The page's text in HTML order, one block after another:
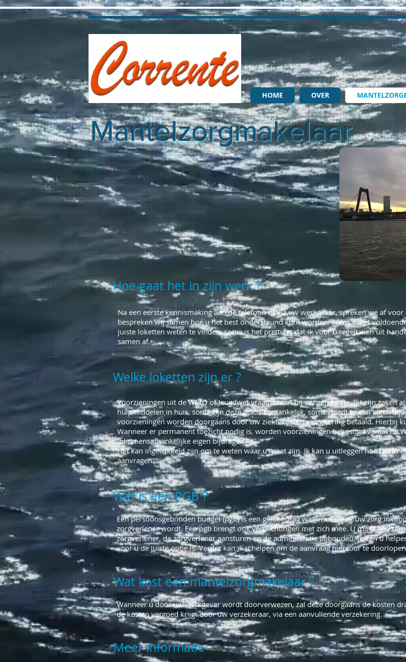
HOME OVER
Mantelzorgmakelaar
Hoe gaat het in zijn werk ?
Na een eerste kennismaking aan de telefoon of via uw werkgever, spreken we af
bespreken wij samen hoe u het best ondersteund kunt worden. Soms is het
juiste loketten weten te vinden, soms is het prettiger dat ik voor u regeltaken uit
samen af.
Welke loketten zijn er ?
Voorzieningen uit de WMO of Jeugdwet vraagt u aan bij uw gemeente, dit zijn zaken
hulpmiddelen in huis, soms zijn deze gratis toegankelijk, soms wordt er een eigen
voorzieningen worden doorgaans door uw ziektekosten verzekering betaald. Hierbij
Wanneer er permanent toezicht nodig is, worden voorzieningen bekostigd vanuit de
inkomensafhankelijke eigen bijdrage.
Het kan ingewikkeld zijn om te weten waar u moet zijn. Ik kan u uitleggen hoe het in
aanvragen.
Wat is een PGB ?
Een persoonsgebonden budget (pgb) is een geldbedrag waarmee u zelf uw zorg
zorgverlener wordt. Een pgb brengt ook verplichtingen met zich mee. U moet een
zorgverlener, de zorgverlener aansturen en de administratie bijhouden. Ik kan u
voor u de juiste optie is. Verder kan ik u helpen om de aanvraag hiervoor te
Wat kost een mantelzorgmakelaar ?
Wanneer u door uw werkgever wordt doorverwezen, zal deze doorgaans de kosten
de kosten vergoed krijgt door uw verzekeraar, via een aanvullende verzekering.
Meer informatie